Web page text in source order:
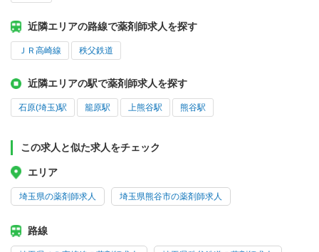
近隣エリアの路線で薬剤師求人を探す
ＪＲ高崎線 秩父鉄道
近隣エリアの駅で薬剤師求人を探す
石原(埼玉)駅 籠原駅 上熊谷駅 熊谷駅
この求人と似た求人をチェック
エリア
埼玉県の薬剤師求人 埼玉県熊谷市の薬剤師求人
路線